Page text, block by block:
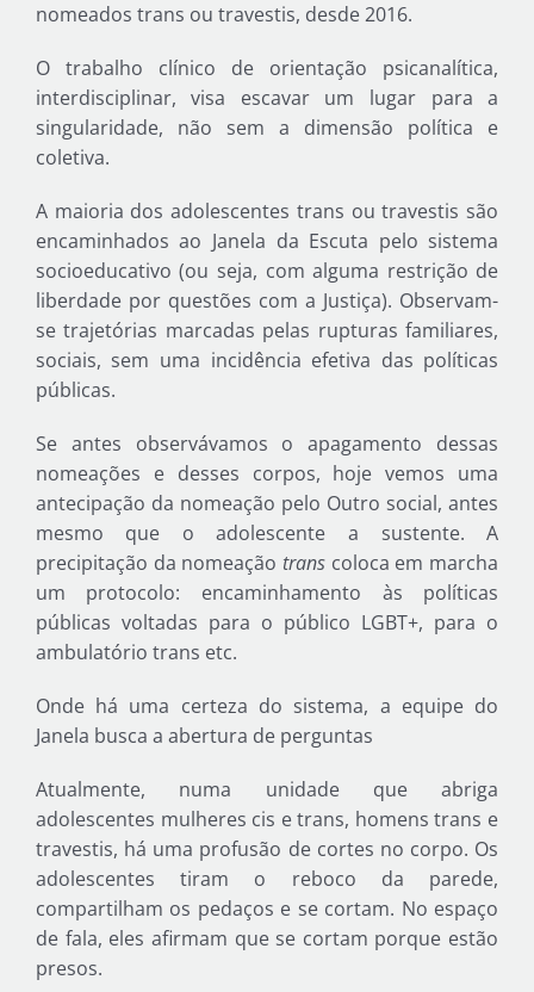
nomeados trans ou travestis, desde 2016.
O trabalho clínico de orientação psicanalítica,
interdisciplinar, visa escavar um lugar para a
singularidade, não sem a dimensão política e
coletiva.
A maioria dos adolescentes trans ou travestis são
encaminhados ao Janela da Escuta pelo sistema
socioeducativo (ou seja, com alguma restrição de
liberdade por questões com a Justiça). Observam-
se trajetórias marcadas pelas rupturas familiares,
sociais, sem uma incidência efetiva das políticas
públicas.
Se antes observávamos o apagamento dessas
nomeações e desses corpos, hoje vemos uma
antecipação da nomeação pelo Outro social, antes
mesmo que o adolescente a sustente. A
precipitação da nomeação trans coloca em marcha
um protocolo: encaminhamento às políticas
públicas voltadas para o público LGBT+, para o
ambulatório trans etc.
Onde há uma certeza do sistema, a equipe do
Janela busca a abertura de perguntas
Atualmente, numa unidade que abriga
adolescentes mulheres cis e trans, homens trans e
travestis, há uma profusão de cortes no corpo. Os
adolescentes tiram o reboco da parede,
compartilham os pedaços e se cortam. No espaço
de fala, eles afirmam que se cortam porque estão
presos.